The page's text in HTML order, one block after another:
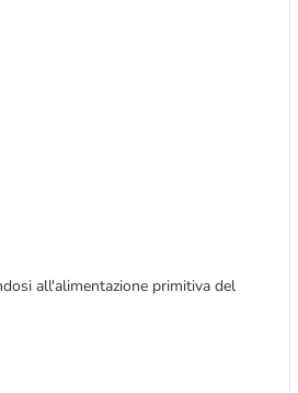
all'alimentazione primitiva del